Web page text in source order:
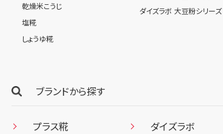
乾燥米こうじ
塩糀
しょうゆ糀
ダイズラボ 大豆粉シリーズ
ブランドから探す
プラス糀 ダイズラボ